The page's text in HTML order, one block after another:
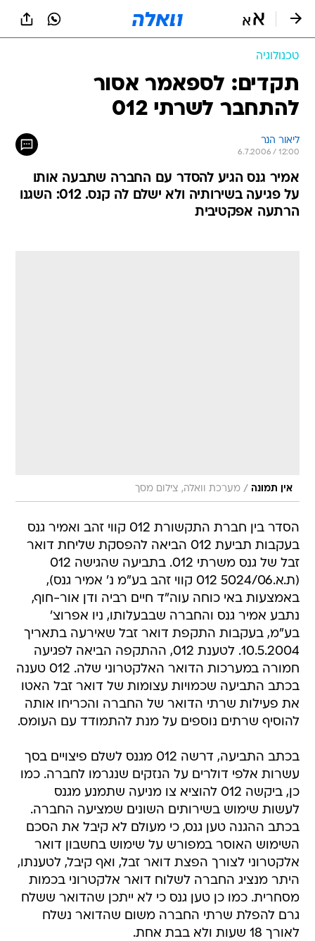
טכנולוגיה
תקדים: לספאמר אסור
להתחבר לשרתי 012
ליאור הנר
6.7.2006 / 12:00
אמיר גנס הגיע להסדר עם החברה שתבעה אותו
על פגיעה בשירותיה ולא ישלם לה קנס. 012: השגנו
הרתעה אפקטיבית
אין תמונה / מערכת וואלה, צילום מסך
הסדר בין חברת התקשורת 012 קווי זהב ואמיר גנס
בעקבות תביעת 012 הביאה להפסקת שליחת דואר
זבל של גנס משרתי 012. בתביעה שהגישה 012
(ת.א.5024/06 012 קווי זהב בע"מ נ' אמיר גנס),
באמצעות באי כוחה עוה"ד חיים רביה ודן אור-חוף,
נתבע אמיר גנס והחברה שבבעלותו, ניו אפרוצ'
בע"מ, בעקבות התקפת דואר זבל שאירעה בתאריך
10.5.2004. לטענת 012, ההתקפה הביאה לפגיעה
חמורה במערכות הדואר האלקטרוני שלה. 012 טענה
בכתב התביעה שכמויות עצומות של דואר זבל האטו
את פעילות שרתי הדואר של החברה והכריחו אותה
להוסיף שרתים נוספים על מנת להתמודד עם העומס.
בכתב התביעה, דרשה 012 מגנס לשלם פיצויים בסך
עשרות אלפי דולרים על הנזקים שנגרמו לחברה. כמו
כן, ביקשה 012 להוציא צו מניעה שתמנע מגנס
לעשות שימוש בשירותים השונים שמציעה החברה.
בכתב ההגנה טען גנס, כי מעולם לא קיבל את הסכם
השימוש האוסר במפורש על שימוש בחשבון דואר
אלקטרוני לצורך הפצת דואר זבל, ואף קיבל, לטענתו,
היתר מנציג החברה לשלוח דואר אלקטרוני בכמות
מסחרית. כמו כן טען גנס כי לא ייתכן שהדואר ששלח
גרם להפלת שרתי החברה משום שהדואר נשלח
לאורך 18 שעות ולא בבת אחת.